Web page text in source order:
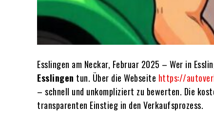
Esslingen am Neckar, Februar 2025 – Wer in
Esslingen tun. Über die Webseite https://
– schnell und unkompliziert zu bewerten. Die
transparenten Einstieg in den Verkaufsprozess.